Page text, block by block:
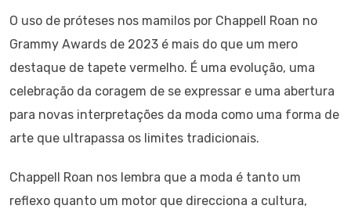
O uso de próteses nos mamilos por Chappell Roan no
Grammy Awards de 2023 é mais do que um mero
destaque de tapete vermelho. É uma evolução, uma
celebração da coragem de se expressar e uma abertura
para novas interpretações da moda como uma forma de
arte que ultrapassa os limites tradicionais.
Chappell Roan nos lembra que a moda é tanto um
reflexo quanto um motor que direcciona a cultura,